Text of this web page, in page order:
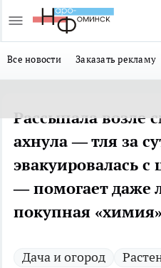
Все новости Заказать рекламу
Рассыпала возле
ахнула — тля за
эвакуировалась с
— помогает даже
покупная «химия»
Дача и огород